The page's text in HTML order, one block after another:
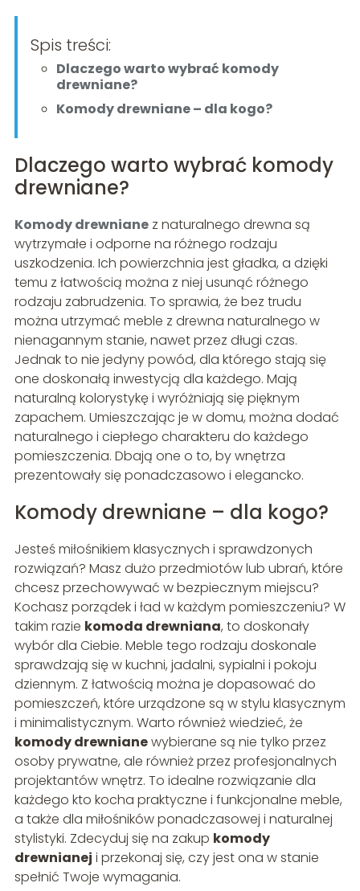
Spis treści:
Dlaczego warto wybrać komody
drewniane?
Komody drewniane – dla kogo?
Dlaczego warto wybrać komody
drewniane?
Komody drewnianez naturalnego drewna są
wytrzymałe i odporne na różnego rodzaju
uszkodzenia. Ich powierzchnia jest gładka, a dzięki
temu z łatwością można z niej usunąć różnego
rodzaju zabrudzenia. To sprawia, że bez trudu
można utrzymać meble z drewna naturalnego w
nienagannym stanie, nawet przez długi czas.
Jednak to nie jedyny powód, dla którego stają się
one doskonałą inwestycją dla każdego. Mają
naturalną kolorystykę i wyróżniają się pięknym
zapachem. Umieszczając je w domu, można dodać
naturalnego i ciepłego charakteru do każdego
pomieszczenia. Dbają one o to, by wnętrza
prezentowały się ponadczasowo i elegancko.
Komody drewniane – dla kogo?
Jesteś miłośnikiem klasycznych i sprawdzonych
rozwiązań? Masz dużo przedmiotów lub ubrań, które
chcesz przechowywać w bezpiecznym miejscu?
Kochasz porządek i ład w każdym pomieszczeniu? W
takim razie komoda drewniana, to doskonały
wybór dla Ciebie. Meble tego rodzaju doskonale
sprawdzają się w kuchni, jadalni, sypialni i pokoju
dziennym. Z łatwością można je dopasować do
pomieszczeń, które urządzone są w stylu klasycznym
i minimalistycznym. Warto również wiedzieć, że
komody drewnianewybierane są nie tylko przez
osoby prywatne, ale również przez profesjonalnych
projektantów wnętrz. To idealne rozwiązanie dla
każdego kto kocha praktyczne i funkcjonalne meble,
a także dla miłośników ponadczasowej i naturalnej
stylistyki. Zdecyduj się na zakup komody
drewnianej i przekonaj się, czy jest ona w stanie
spełnić Twoje wymagania.